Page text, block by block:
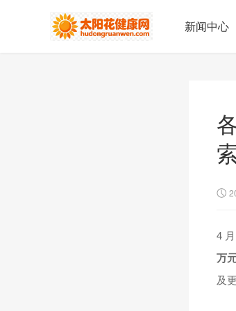
新闻中心
4
万
及